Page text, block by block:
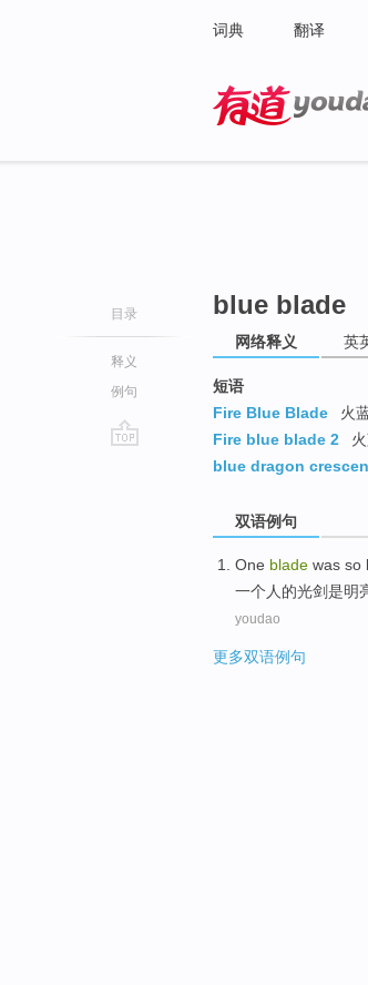
词典 翻译
目录
释义
例句
blue blade
网络释义 英
短语
Fire Blue Blade
火
Fire blue blade 2
blue dragon
双语例句
One blade was so
一个人的光剑是明
youdao
更多双语例句